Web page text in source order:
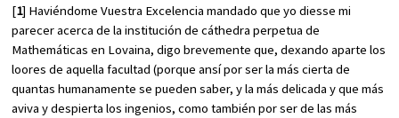
[1] Haviéndome Vuestra Excelencia mandado que yo diesse mi
parecer acerca de la institución de cáthedra perpetua de
Mathemáticas en Lovaina, digo brevemente que, dexando aparte los
loores de aquella facultad (porque ansí por ser la más cierta de
quantas humanamente se pueden saber, y la más delicada y que más
aviva y despierta los ingenios, como también por ser de las más